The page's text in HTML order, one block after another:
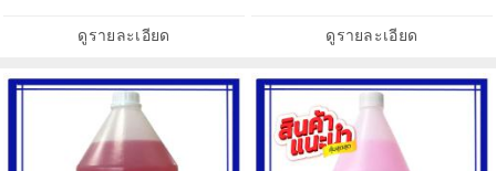
ดูรายละเอียด ดูรายละเอียด